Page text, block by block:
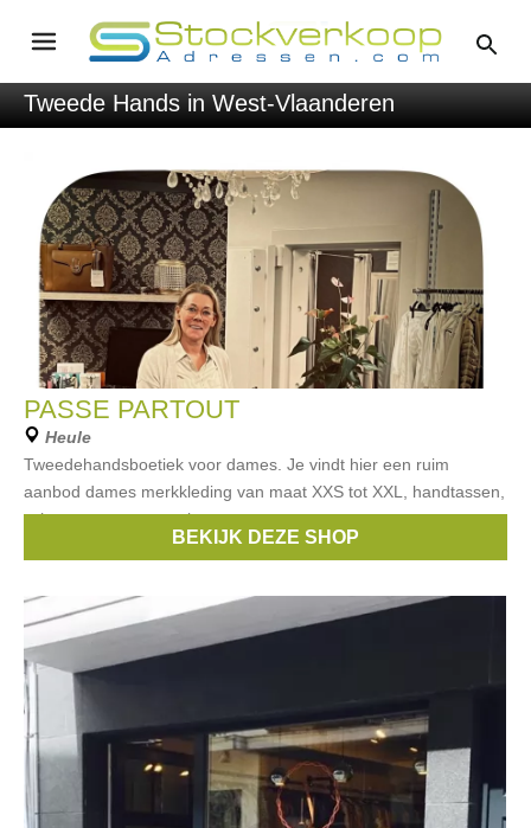
Tweede Hands in West-Vlaanderen
PASSE PARTOUT
Heule
Tweedehandsboetiek voor dames. Je vindt hier een ruim
aanbod dames merkkleding van maat XXS tot XXL, handtassen,
schoenen en accessoires
,Riverwoods,Xandres,
BEKIJK DEZE SHOP